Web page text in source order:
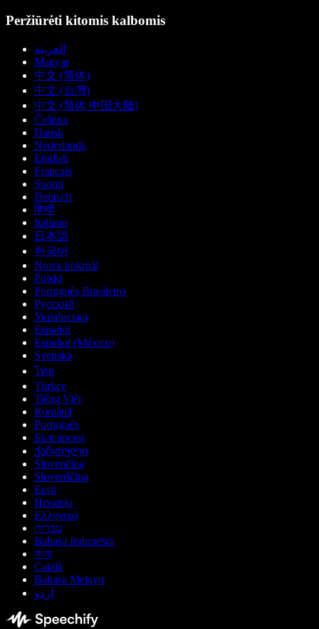
Peržiūrėti kitomis kalbomis
العربية
Magyar
中文 (简体)
中文 (台灣)
中文 (简体 中国大陆)
Čeština
Dansk
Nederlands
English
Français
Suomi
Deutsch
हिन्दी
Italiano
日本語
한국어
Norsk bokmål
Polski
Português Brasileiro
Русский
Українська
Español
Español (México)
Svenska
ไทย
Türkçe
Tiếng Việt
Română
Português
Български
ქართული
Slovenčina
Slovenščina
Eesti
Hrvatski
Ελληνικά
עברית
Bahasa Indonesia
বাংলা
Català
Bahasa Melayu
اردو